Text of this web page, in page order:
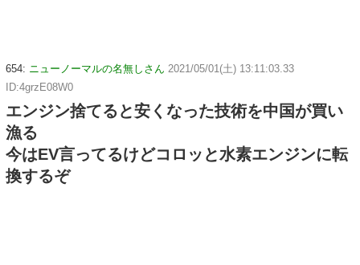
654: ニューノーマルの名無しさん 2021/05/01(土) 13:11:03.33
ID:4grzE08W0
エンジン捨てると安くなった技術を中国が買い
漁る
今はEV言ってるけどコロッと水素エンジンに転
換するぞ